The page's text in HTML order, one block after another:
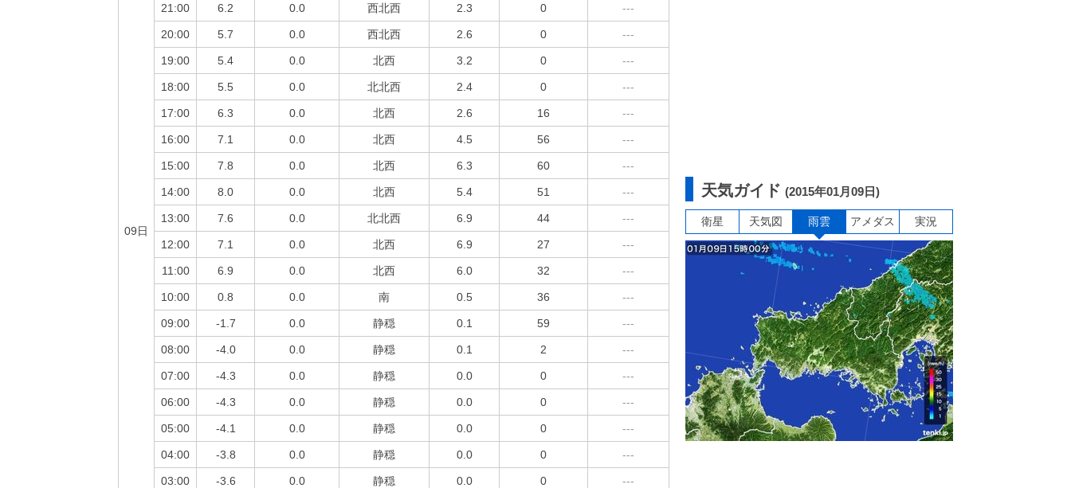
09日
21:00 6.2 0.0 西北西 2.3 0 ---
20:00 5.7 0.0 西北西 2.6 0 ---
19:00 5.4 0.0 北西 3.2 0 ---
18:00 5.5 0.0 北北西 2.4 0 ---
17:00 6.3 0.0 北西 2.6 16 ---
16:00 7.1 0.0 北西 4.5 56 ---
15:00 7.8 0.0 北西 6.3 60 ---
14:00 8.0 0.0 北西 5.4 51 ---
13:00 7.6 0.0 北北西 6.9 44 ---
12:00 7.1 0.0 北西 6.9 27 ---
11:00 6.9 0.0 北西 6.0 32 ---
10:00 0.8 0.0 南 0.5 36 ---
09:00 -1.7 0.0 静穏 0.1 59 ---
08:00 -4.0 0.0 静穏 0.1 2 ---
07:00 -4.3 0.0 静穏 0.0 0 ---
06:00 -4.3 0.0 静穏 0.0 0 ---
05:00 -4.1 0.0 静穏 0.0 0 ---
04:00 -3.8 0.0 静穏 0.0 0 ---
03:00 -3.6 0.0 静穏 0.0 0 ---
天気ガイド (2015年01月09日)
衛星 天気図 雨雲 アメダス 実況